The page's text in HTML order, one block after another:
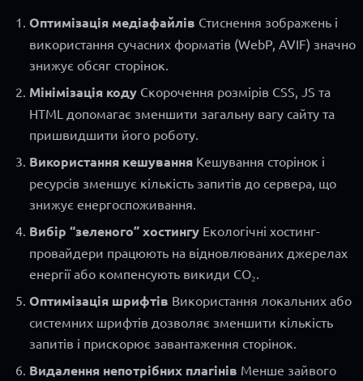
Оптимізація медіафайлів Стиснення зображень і
використання сучасних форматів (WebP, AVIF) значно
знижує обсяг сторінок.
Мінімізація коду Скорочення розмірів CSS, JS та
HTML допомагає зменшити загальну вагу сайту та
пришвидшити його роботу.
Використання кешування Кешування сторінок і
ресурсів зменшує кількість запитів до сервера, що
знижує енергоспоживання.
Вибір “зеленого” хостингу Екологічні хостинг-
провайдери працюють на відновлюваних джерелах
енергії або компенсують викиди CO₂.
Оптимізація шрифтів Використання локальних або
системних шрифтів дозволяє зменшити кількість
запитів і прискорює завантаження сторінок.
Видалення непотрібних плагінів Менше зайвого